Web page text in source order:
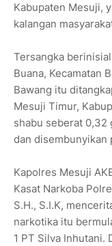
Kabupaten Mesuji,
kalangan
Tersangka
Buana, Kecamatan
Bawang itu
Mesuji Timur,
shabu seberat 0,32
dan disembunyikan
Kapolres Mesuji
Kasat Narkoba
S.H., S.I.K,
narkotika itu
1 PT Silva Inhutani.